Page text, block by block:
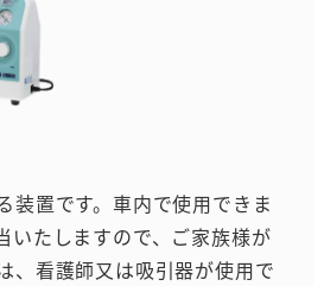
装置です。車内で使用できま
いたしますので、ご家族様が
、看護師又は吸引器が使用で